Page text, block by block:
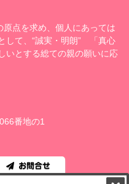
原点を求め、個人にあっては
して、“誠実・明朗” 「真心
いとする総ての親の願いに応
番地の1
お問合せ